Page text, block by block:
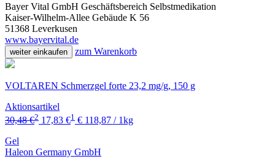
Bayer Vital GmbH Geschäftsbereich Selbstmedikation
Kaiser-Wilhelm-Allee Gebäude K 56
51368 Leverkusen
www.bayervital.de
weiter einkaufen zum Warenkorb
VOLTAREN Schmerzgel forte 23,2 mg/g, 150 g
Aktionsartikel
30,48 €2 17,83 €1 € 118,87 / 1kg
Gel
Haleon Germany GmbH